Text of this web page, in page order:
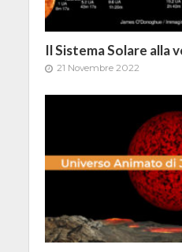
Il Sistema Solare alla
21 Novembre 2022